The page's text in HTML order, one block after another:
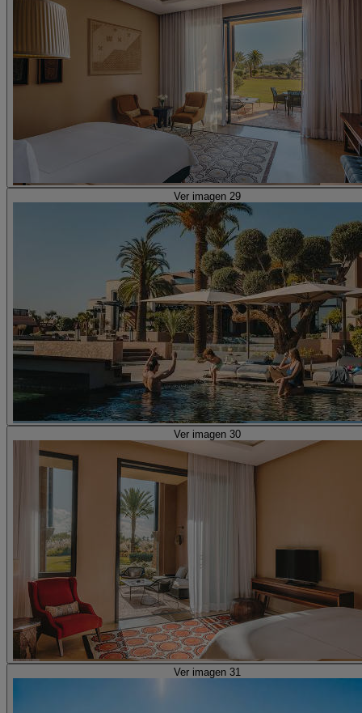
Ver imagen 29
Ver imagen 30
Ver imagen 31